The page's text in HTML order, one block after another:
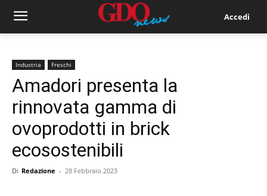
Accedi
Industria Freschi
Amadori presenta la
rinnovata gamma di
ovoprodotti in brick
ecosostenibili
Di Redazione - 28 Febbraio 2023